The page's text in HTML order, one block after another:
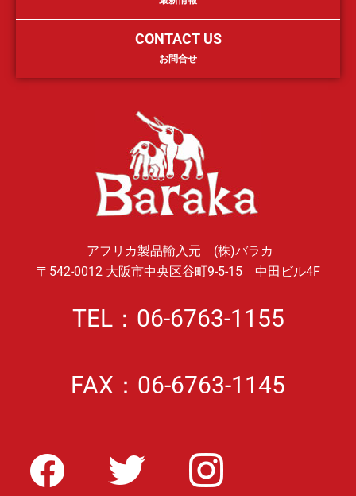
CONTACT US
お問合せ
アフリカ製品輸入元 (株)バラカ
〒542-0012 大阪市中央区谷町9-5-15 中田ビル4F
TEL：06-6763-1155
FAX：06-6763-1145